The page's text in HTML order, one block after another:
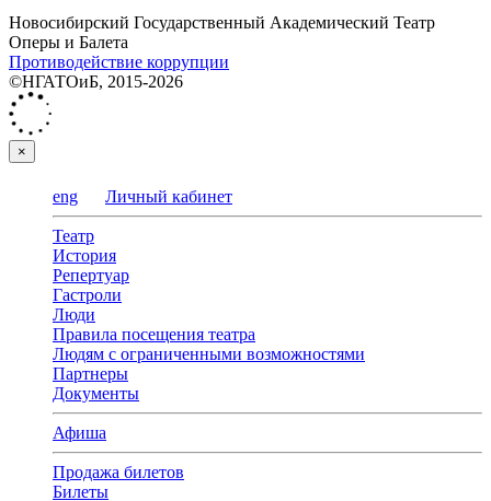
Новосибирский Государственный Академический Театр
Оперы и Балета
Противодействие коррупции
©НГАТОиБ, 2015-2026
×
eng Личный кабинет
Театр
История
Репертуар
Гастроли
Люди
Правила посещения театра
Людям с ограниченными возможностями
Партнеры
Документы
Афиша
Продажа билетов
Билеты